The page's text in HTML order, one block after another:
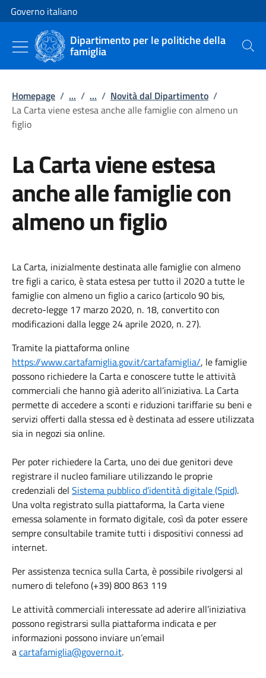
Vai al contenuto
Vai alla navigazione del sito
Governo italiano
Dipartimento per le politiche della
famiglia Cerca
Homepage / ... / ... / Novità dal Dipartimento /
La Carta viene estesa anche alle famiglie con almeno un
figlio
La Carta viene estesa
anche alle famiglie con
almeno un figlio
La Carta, inizialmente destinata alle famiglie con almeno
tre figli a carico, è stata estesa per tutto il 2020 a tutte le
famiglie con almeno un figlio a carico (articolo 90 bis,
decreto-legge 17 marzo 2020, n. 18, convertito con
modificazioni dalla legge 24 aprile 2020, n. 27).
Tramite la piattaforma online
https://www.cartafamiglia.gov.it/cartafamiglia/, le famiglie
possono richiedere la Carta e conoscere tutte le attività
commerciali che hanno già aderito all’iniziativa. La Carta
permette di accedere a sconti e riduzioni tariffarie su beni e
servizi offerti dalla stessa ed è destinata ad essere utilizzata
sia in negozi sia online.
Per poter richiedere la Carta, uno dei due genitori deve
registrare il nucleo familiare utilizzando le proprie
credenziali del Sistema pubblico d’identità digitale (Spid).
Una volta registrato sulla piattaforma, la Carta viene
emessa solamente in formato digitale, così da poter essere
sempre consultabile tramite tutti i dispositivi connessi ad
internet.
Per assistenza tecnica sulla Carta, è possibile rivolgersi al
numero di telefono (+39) 800 863 119
Le attività commerciali interessate ad aderire all’iniziativa
possono registrarsi sulla piattaforma indicata e per
informazioni possono inviare un’email
acartafamiglia@governo.it.